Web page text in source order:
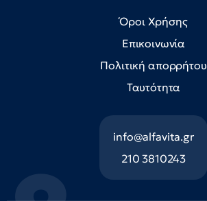
Όροι Χρήσης
Επικοινωνία
Πολιτική απορρήτου
Ταυτότητα
info@alfavita.gr
210 3810243